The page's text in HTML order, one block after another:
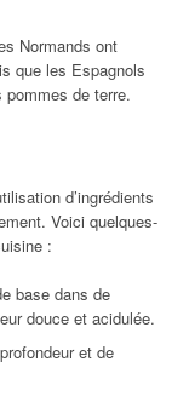
Normands ont
que les Espagnols
de terre.
d’ingrédients
Voici quelques-
:
base dans de
douce et acidulée.
et de